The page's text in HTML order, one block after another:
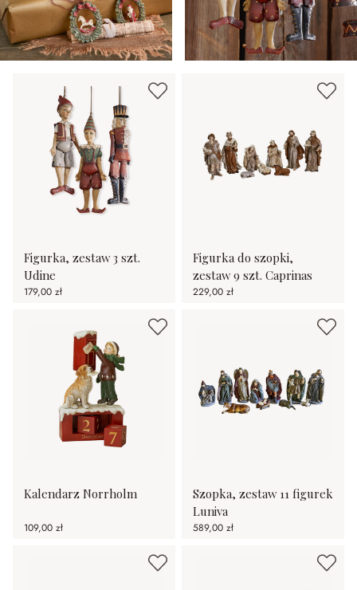
Figurka, zestaw 3 szt.
Udine
179,00 zł
Figurka do szopki,
zestaw 9 szt. Caprinas
229,00 zł
Kalendarz Norrholm
109,00 zł
Szopka, zestaw 11 figurek
Luniva
589,00 zł